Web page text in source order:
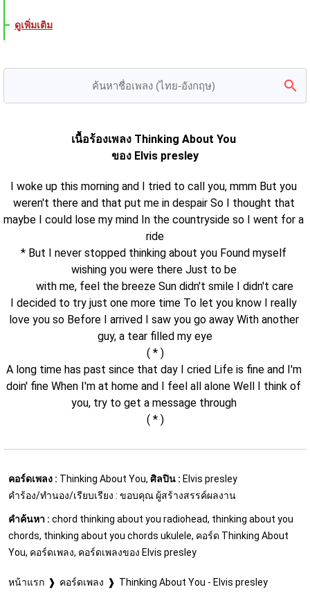
ดูเพิ่มเติม
เนื้อร้องเพลง Thinking About You
ของ Elvis presley
I woke up this morning and I tried to call you, mmm But you
weren't there and that put me in despair So I thought that
maybe I could lose my mind In the countryside so I went for a
ride
* But I never stopped thinking about you Found myself
wishing you were there Just to be
with me, feel the breeze Sun didn't smile I didn't care
I decided to try just one more time To let you know I really
love you so Before I arrived I saw you go away With another
guy, a tear filled my eye
( * )
A long time has past since that day I cried Life is fine and I'm
doin' fine When I'm at home and I feel all alone Well I think of
you, try to get a message through
( * )
คอร์ดเพลง : Thinking About You, ศิลปิน : Elvis presley
คำร้อง/ทำนอง/เรียบเรียง : ขอบคุณ ผู้สร้างสรรค์ผลงาน
คำค้นหา : chord thinking about you radiohead, thinking about you
chords, thinking about you chords ukulele, คอร์ด Thinking About
You, คอร์ดเพลง, คอร์ดเพลงของ Elvis presley
หน้าแรก คอร์ดเพลง Thinking About You - Elvis presley